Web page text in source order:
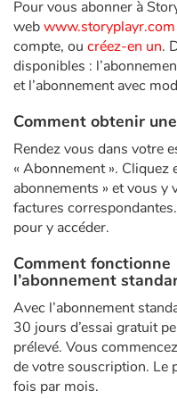
Princesses et princes,
Ogres, monstres et
Écologie, nature, saisons
Les animaux
Voyage, épopée, enquête,
Autour du monde
Apprentissage
Art, espace, activité
Pour vous abonner à
webwww.storyplayr.com
compte, ou créez-en un.
disponibles :
et l’abonnement avec
Comment obtenir
Rendez vous dans votre
« Abonnement ».
abonnements » et vous y
factures
pour y accéder.
Comment fonctionne
l’abonnement
Avec l’abonnement
30 jours d’essai gratuit
prélevé. Vous
de votre souscription. Le
fois par mois.